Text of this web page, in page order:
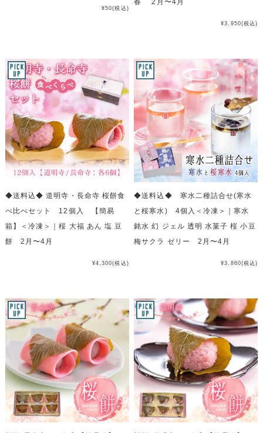
¥50(税込)
¥3,950(税込)
◆送料込◆ 道明寺・長命寺 桜餅食
べ比べセット 12個入 【簡易
箱】＜冷凍＞｜桜 大福 あん 塩 豆
餅 2月〜4月
¥4,300(税込)
◆送料込◆ 寒水二種詰合せ(寒水
と桜寒水) 4個入＜冷凍＞｜寒水
銘水 幻 ジェル 透明 水菓子 桜 小豆
梅サクラ ゼリー 2月〜4月
¥3,860(税込)